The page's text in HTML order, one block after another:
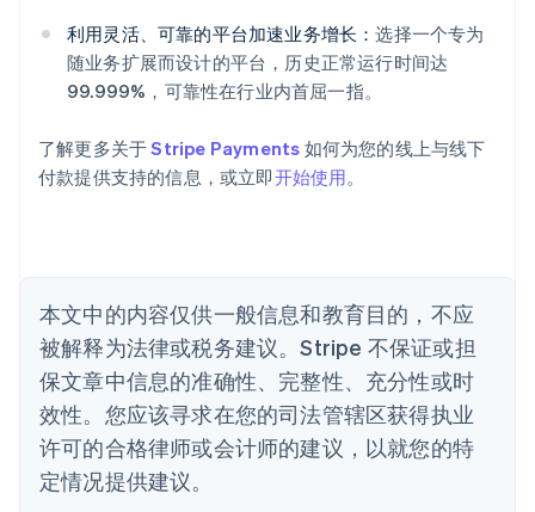
利用灵活、可靠的平台加速业务增长：选择一个专为
随业务扩展而设计的平台，历史正常运行时间达
99.999%，可靠性在行业内首屈一指。
了解更多关于Stripe Payments 如何为您的线上与线下
付款提供支持的信息，或立即开始使用。
本文中的内容仅供一般信息和教育目的，不应
被解释为法律或税务建议。Stripe 不保证或担
保文章中信息的准确性、完整性、充分性或时
效性。您应该寻求在您的司法管辖区获得执业
许可的合格律师或会计师的建议，以就您的特
定情况提供建议。
English
奥地利
Deutsch English
澳大利亚
巴西
PortuguêsEnglish
English
丹麦
English
德国
DeutschEnglish
法国
FrançaisEnglish
芬兰